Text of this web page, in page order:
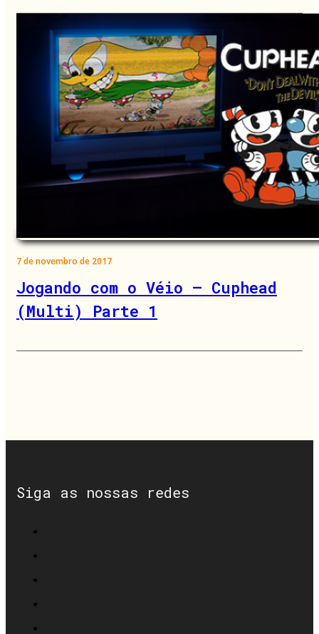
7 de novembro de 2017
Jogando com o Véio – Cuphead
(Multi) Parte 1
Siga as nossas redes